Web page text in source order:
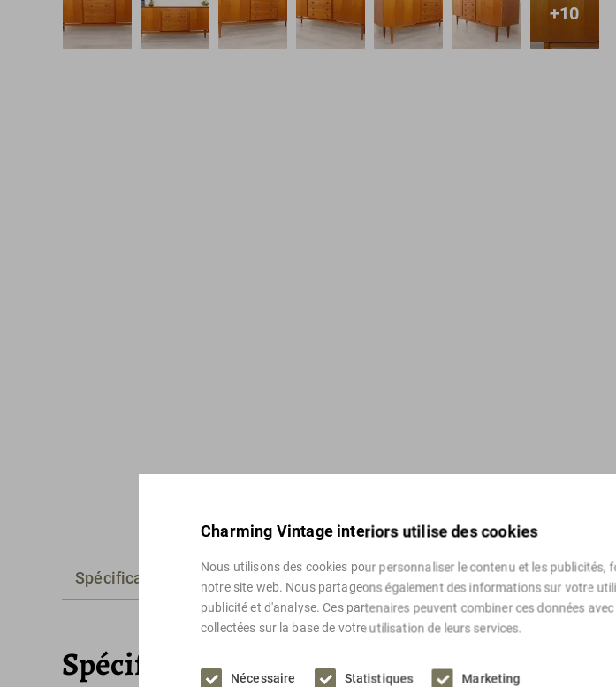
Charming Vintage interiors utilise des cookies
Nous utilisons des cookies pour personnaliser le contenu et les
notre site web. Nous partageons également des informations sur votre
publicité et d'analyse. Ces partenaires peuvent combiner ces données
collectées sur la base de votre utilisation de leurs services.
Nécessaire Statistiques Marketing
+10
Spécifications Alternatives
Spécifications